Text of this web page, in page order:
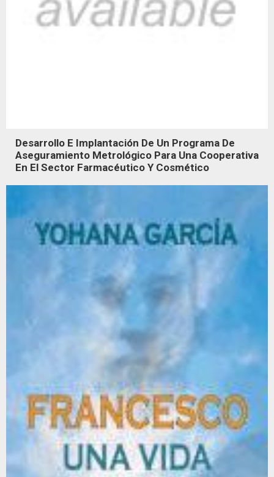
Desarrollo E Implantación De Un Programa De
Aseguramiento Metrológico Para Una Cooperativa
En El Sector Farmacéutico Y Cosmético